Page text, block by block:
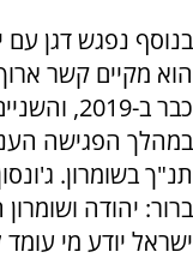
בנוסף נפגש דגן עם
הוא מקיים קשר
כבר ב-
במהלך הפגישה
תנ"ך בשומרון.
ברור: יהודה
ישראל יודע מי